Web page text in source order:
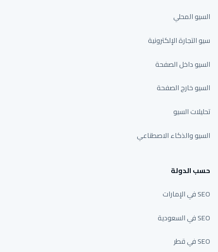
السيو المحلي
سيو التجارة الإلكترونية
السيو داخل الصفحة
السيو خارج الصفحة
تحليلات السيو
السيو والذكاء الاصطناعي
حسب الدولة
SEO في الإمارات
SEO في السعودية
SEO في قطر